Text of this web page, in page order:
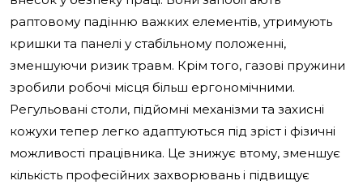
раптовому падінню важких елементів, утримують
кришки та панелі у стабільному положенні,
зменшуючи ризик травм. Крім того, газові пружини
зробили робочі місця більш ергономічними.
Регульовані столи, підйомні механізми та захисні
кожухи тепер легко адаптуються під зріст і фізичні
можливості працівника. Це знижує втому, зменшує
кількість професійних захворювань і підвищує